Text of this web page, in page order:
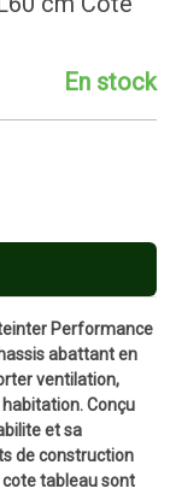
En stock
Performance
abattant en
ventilation,
Conçu
et sa
de construction
tableau sont